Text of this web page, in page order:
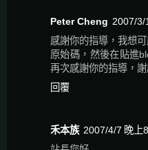
Peter Cheng 2007/3/
感謝你的指導，我想
原始碼，然後在貼進
再次感謝你的指導，
回覆
禾本族 2007/4/7 晚上